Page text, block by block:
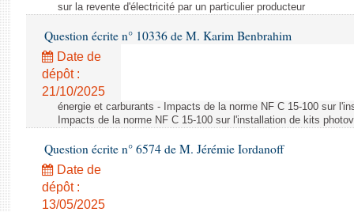
sur la revente d'électricité par un particulier producteur
Question écrite n° 10336 de M. Karim Benbrahim
Date de
dépôt :
21/10/2025
énergie et carburants - Impacts de la norme NF C 15-100 sur
Impacts de la norme NF C 15-100 sur l'installation de kits
Question écrite n° 6574 de M. Jérémie Iordanoff
Date de
dépôt :
13/05/2025